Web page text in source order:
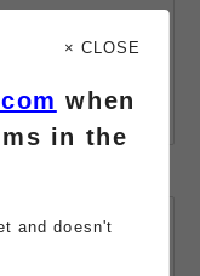
登録
に同意する
× CLOSE
when
in the
and doesn't